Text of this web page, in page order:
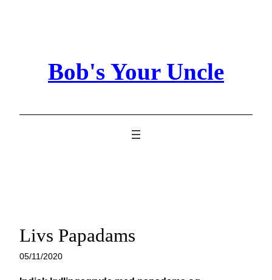
Bob's Your Uncle
Livs Papadams
05/11/2020